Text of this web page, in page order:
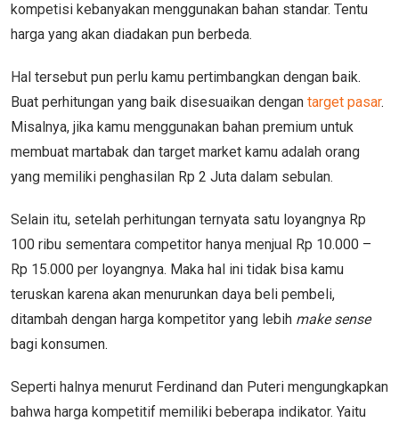
kompetisi kebanyakan menggunakan bahan standar. Tentu
harga yang akan diadakan pun berbeda.
Hal tersebut pun perlu kamu pertimbangkan dengan baik.
Buat perhitungan yang baik disesuaikan dengan target pasar.
Misalnya, jika kamu menggunakan bahan premium untuk
membuat martabak dan target market kamu adalah orang
yang memiliki penghasilan Rp 2 Juta dalam sebulan.
Selain itu, setelah perhitungan ternyata satu loyangnya Rp
100 ribu sementara competitor hanya menjual Rp 10.000 –
Rp 15.000 per loyangnya. Maka hal ini tidak bisa kamu
teruskan karena akan menurunkan daya beli pembeli,
ditambah dengan harga kompetitor yang lebih make sense
bagi konsumen.
Seperti halnya menurut Ferdinand dan Puteri mengungkapkan
bahwa harga kompetitif memiliki beberapa indikator. Yaitu